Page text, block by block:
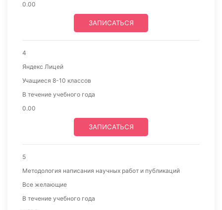
0.00
ЗАПИСАТЬСЯ
4
Яндекс Лицей
Учащиеся 8-10 классов
В течение учебного года
0.00
ЗАПИСАТЬСЯ
5
Методология написания научных работ и публикаций
Все желающие
В течение учебного года